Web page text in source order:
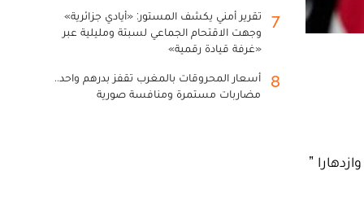
”
7
تقرير أمني يكشف المستور: «أيادي جزائرية»
وجهت الاقتحام الجماعي لسبتة ومليلية عبر
«غرفة قيادة رقمية»
8
أسعار المحروقات بالمغرب تقفز بدرهم واحد..
مضاربات مستمرة ومنافسة صورية